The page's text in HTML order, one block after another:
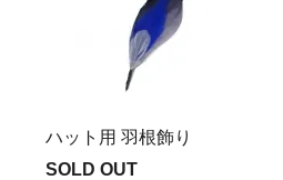
ハット用 羽根飾り
SOLD OUT